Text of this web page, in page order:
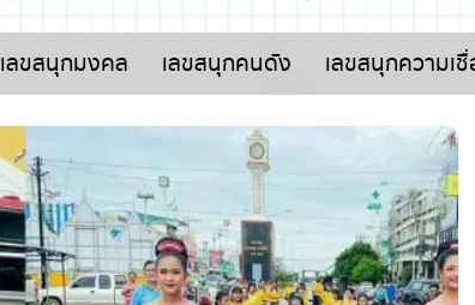
เลขสนุกมงคล เลขสนุกคนดัง เลขสนุกความเชื่อ